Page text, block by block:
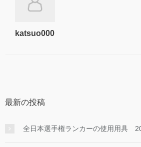
katsuo000
最新の投稿
全日本選手権ランカーの使用用具